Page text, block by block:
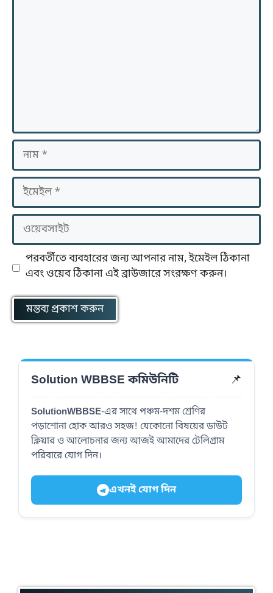
নাম
ইমেইল
ওয়েবসাইট
পরবর্তীতে ব্যবহারের জন্য আপনার নাম, ইমেইল ঠিকানা
এবং ওয়েব ঠিকানা এই ব্রাউজারে সংরক্ষণ করুন।
Solution WBBSE কমিউনিটি 📌
SolutionWBBSE-এর সাথে পঞ্চম-দশম শ্রেণির
পড়াশোনা হোক আরও সহজ! যেকোনো বিষয়ের ডাউট
ক্লিয়ার ও আলোচনার জন্য আজই আমাদের টেলিগ্রাম
পরিবারে যোগ দিন।
এখনই যোগ দিন